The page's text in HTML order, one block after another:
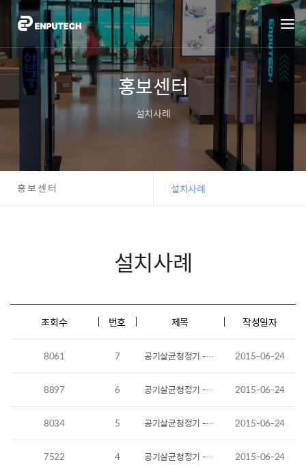
홍보센터
설치사례
홍보센터 설치사례
설치사례
조회수 번호 제목 작성일자
8061 7 공기살균청정기 - 덕트매립형 시공사례 2015-06-24
8897 6 공기살균청정기 - 스텐드형 시공사례 2015-06-24
8034 5 공기살균청정기 - 바이러스 제거 성능 2015-06-24
7522 4 공기살균청정기 - 5회 연속 필터 성능 시험 2015-06-24